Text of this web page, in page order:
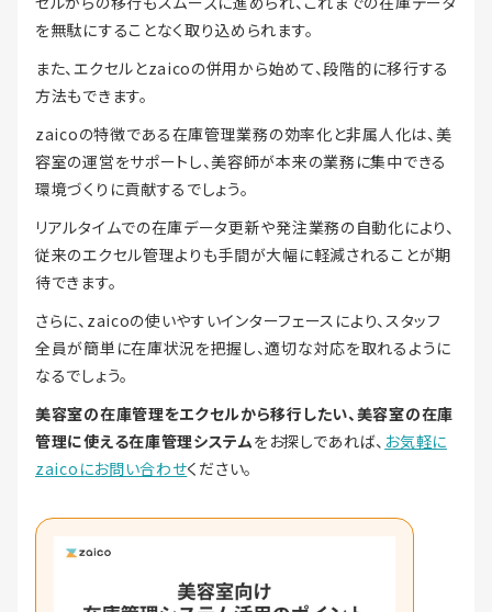
を無駄にすることなく取り込められます。
また、エクセルとzaicoの併用から始めて、段階的に移行する
方法もできます。
zaicoの特徴である在庫管理業務の効率化と非属人化は、美
容室の運営をサポートし、美容師が本来の業務に集中できる
環境づくりに貢献するでしょう。
リアルタイムでの在庫データ更新や発注業務の自動化により、
従来のエクセル管理よりも手間が大幅に軽減されることが期
待できます。
さらに、zaicoの使いやすいインターフェースにより、スタッフ
全員が簡単に在庫状況を把握し、適切な対応を取れるように
なるでしょう。
美容室の在庫管理をエクセルから移行したい、美容室の在庫
管理に使える在庫管理システムをお探しであれば、 お気軽に
zaicoにお問い合わせください。